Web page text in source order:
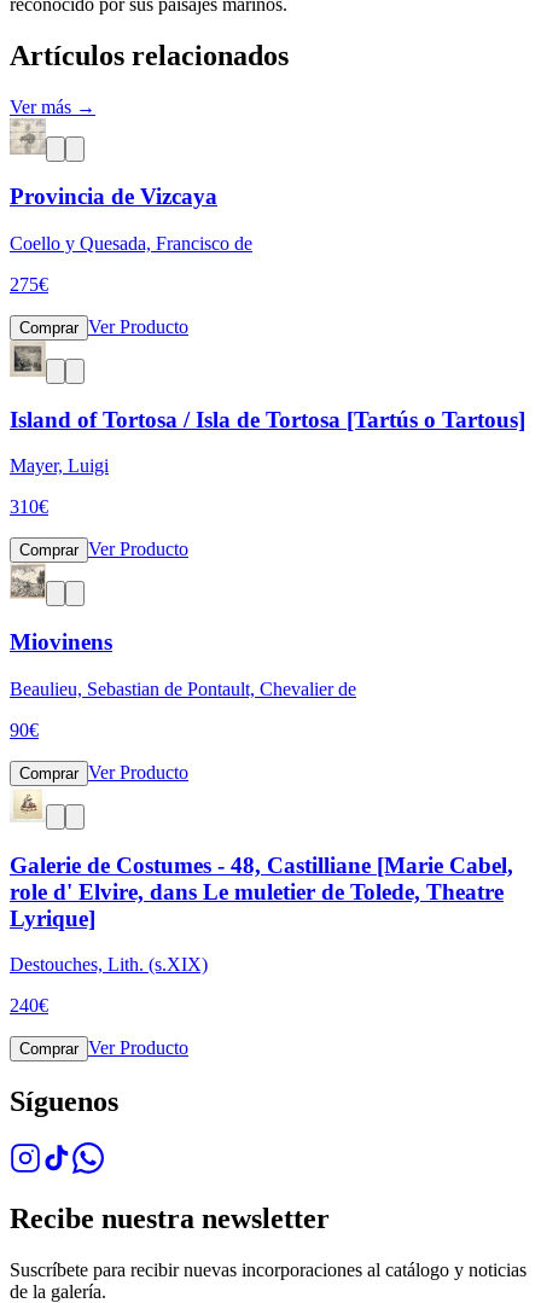
Artículos relacionados
Ver más →
Provincia de Vizcaya
Coello y Quesada, Francisco de
275€
Comprar Ver Producto
Island of Tortosa / Isla de Tortosa [Tartús o Tartous]
Mayer, Luigi
310€
Comprar Ver Producto
Miovinens
Beaulieu, Sebastian de Pontault, Chevalier de
90€
Comprar Ver Producto
Galerie de Costumes - 48, Castilliane [Marie Cabel,
role d' Elvire, dans Le muletier de Tolede, Theatre
Lyrique]
Destouches, Lith. (s.XIX)
240€
Comprar Ver Producto
Síguenos
Recibe nuestra newsletter
Suscríbete para recibir nuevas incorporaciones al catálogo y noticias
de la galería.